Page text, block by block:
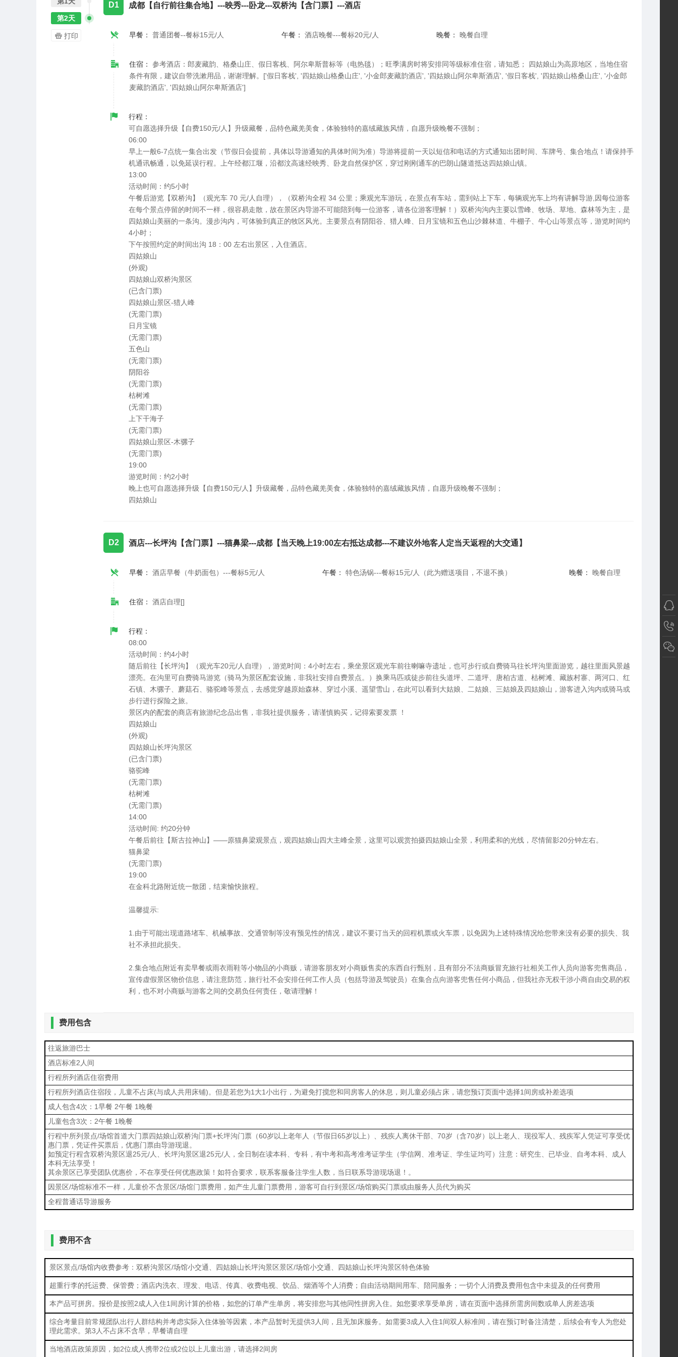
D1 成都【自行前往集合地】---映秀---卧龙---双桥沟【含门票】---酒店
早餐： 普通团餐--餐标15元/人 午餐： 酒店晚餐---餐标20元/人 晚餐： 晚餐自理
住宿：
参考酒店：郎麦藏韵、格桑山庄、假日客栈、阿尔卑斯普标等（电热毯）；旺季满房时将安排同等级标准住宿，请知悉； 四姑娘山为高原地区，当地住宿
条件有限，建议自带洗漱用品，谢谢理解。['假日客栈', '四姑娘山格桑山庄', '小金郎麦藏韵酒店', '四姑娘山阿尔卑斯酒店', '假日客栈', '四姑娘山格桑山庄', '小金郎
麦藏韵酒店', '四姑娘山阿尔卑斯酒店']
行程：
可自愿选择升级【自费150元/人】升级藏餐，品特色藏羌美食，体验独特的嘉绒藏族风情，自愿升级晚餐不强制；
06:00
早上一般6-7点统一集合出发（节假日会提前，具体以导游通知的具体时间为准）导游将提前一天以短信和电话的方式通知出团时间、车牌号、集合地点！请保持手
机通讯畅通，以免延误行程。上午经都江堰，沿都汶高速经映秀、卧龙自然保护区，穿过刚刚通车的巴朗山隧道抵达四姑娘山镇。
13:00
活动时间：约5小时
午餐后游览【双桥沟】（观光车 70 元/人自理），（双桥沟全程 34 公里；乘观光车游玩，在景点有车站，需到站上下车，每辆观光车上均有讲解导游,因每位游客
在每个景点停留的时间不一样，很容易走散，故在景区内导游不可能陪到每一位游客，请各位游客理解！）双桥沟沟内主要以雪峰、牧场、草地、森林等为主，是
四姑娘山美丽的一条沟。漫步沟内，可体验到真正的牧区风光。主要景点有阴阳谷、猎人峰、日月宝镜和五色山沙棘林道、牛棚子、牛心山等景点等，游览时间约
4小时；
下午按照约定的时间出沟 18：00 左右出景区，入住酒店。
四姑娘山
(外观)
四姑娘山双桥沟景区
(已含门票)
四姑娘山景区-猎人峰
(无需门票)
日月宝镜
(无需门票)
五色山
(无需门票)
阴阳谷
(无需门票)
枯树滩
(无需门票)
上下干海子
(无需门票)
四姑娘山景区-木骡子
(无需门票)
19:00
游览时间：约2小时
晚上也可自愿选择升级【自费150元/人】升级藏餐，品特色藏羌美食，体验独特的嘉绒藏族风情，自愿升级晚餐不强制；
四姑娘山
D2 酒店---长坪沟【含门票】---猫鼻梁---成都【当天晚上19:00左右抵达成都---不建议外地客人定当天返程的大交通】
早餐： 酒店早餐（牛奶面包）---餐标5元/人 午餐： 特色汤锅---餐标15元/人（此为赠送项目，不退不换） 晚餐： 晚餐自理
住宿： 酒店自理[]
行程：
08:00
活动时间：约4小时
随后前往【长坪沟】（观光车20元/人自理），游览时间：4小时左右，乘坐景区观光车前往喇嘛寺遗址，也可步行或自费骑马往长坪沟里面游览，越往里面风景越
漂亮。在沟里可自费骑马游览（骑马为景区配套设施，非我社安排自费景点。）换乘马匹或徒步前往头道坪、二道坪、唐柏古道、枯树滩、藏族村寨、两河口、红
石镇、木骡子、蘑菇石、骆驼峰等景点，去感觉穿越原始森林、穿过小溪、遥望雪山，在此可以看到大姑娘、二姑娘、三姑娘及四姑娘山，游客进入沟内或骑马或
步行进行探险之旅。
景区内的配套的商店有旅游纪念品出售，非我社提供服务，请谨慎购买，记得索要发票 ！
四姑娘山
(外观)
四姑娘山长坪沟景区
(已含门票)
骆驼峰
(无需门票)
枯树滩
(无需门票)
14:00
活动时间: 约20分钟
午餐后前往【斯古拉神山】——原猫鼻梁观景点，观四姑娘山四大主峰全景，这里可以观赏拍摄四姑娘山全景，利用柔和的光线，尽情留影20分钟左右。
猫鼻梁
(无需门票)
19:00
在金科北路附近统一散团，结束愉快旅程。
温馨提示:
1.由于可能出现道路堵车、机械事故、交通管制等没有预见性的情况，建议不要订当天的回程机票或火车票，以免因为上述特殊情况给您带来没有必要的损失、我
社不承担此损失。
2.集合地点附近有卖早餐或雨衣雨鞋等小物品的小商贩，请游客朋友对小商贩售卖的东西自行甄别，且有部分不法商贩冒充旅行社相关工作人员向游客兜售商品，
宣传虚假景区物价信息，请注意防范，旅行社不会安排任何工作人员（包括导游及驾驶员）在集合点向游客兜售任何小商品，但我社亦无权干涉小商自由交易的权
利，也不对小商贩与游客之间的交易负任何责任，敬请理解！
第2天
打印
费用包含
往返旅游巴士
酒店标准2人间
行程所列酒店住宿费用
行程所列酒店住宿段，儿童不占床(与成人共用床铺)。但是若您为1大1小出行，为避免打搅您和同房客人的休息，则儿童必须占床，请您预订页面中选择1间房或补差选项
成人包含4次：1早餐 2午餐 1晚餐
儿童包含3次：2午餐 1晚餐
行程中所列景点/场馆首道大门票四姑娘山双桥沟门票+长坪沟门票（60岁以上老年人（节假日65岁以上）、残疾人离休干部、70岁（含70岁）以上老人、现役军人、残疾军人凭证可享受优
惠门票，凭证件买票后，优惠门票由导游现退。
如预定行程含双桥沟景区退25元/人、长坪沟景区退25元/人，全日制在读本科、专科，有中考和高考准考证学生（学信网、准考证、学生证均可）注意：研究生、已毕业、自考本科、成人
本科无法享受！
其余景区已享受团队优惠价，不在享受任何优惠政策！如符合要求，联系客服备注学生人数，当日联系导游现场退！。
因景区/场馆标准不一样，儿童价不含景区/场馆门票费用，如产生儿童门票费用，游客可自行到景区/场馆购买门票或由服务人员代为购买
全程普通话导游服务
费用不含
景区景点/场馆内收费参考：双桥沟景区/场馆小交通、四姑娘山长坪沟景区景区/场馆小交通、四姑娘山长坪沟景区特色体验
超重行李的托运费、保管费；酒店内洗衣、理发、电话、传真、收费电视、饮品、烟酒等个人消费；自由活动期间用车、陪同服务；一切个人消费及费用包含中未提及的任何费用
本产品可拼房。报价是按照2成人入住1间房计算的价格，如您的订单产生单房，将安排您与其他同性拼房入住。如您要求享受单房，请在页面中选择所需房间数或单人房差选项
综合考量目前常规团队出行人群结构并考虑实际入住体验等因素，本产品暂时无提供3人间，且无加床服务。如需要3成人入住1间双人标准间，请在预订时备注清楚，后续会有专人为您处
理此需求。第3人不占床不含早，早餐请自理
当地酒店政策原因，如2位成人携带2位或2位以上儿童出游，请选择2间房